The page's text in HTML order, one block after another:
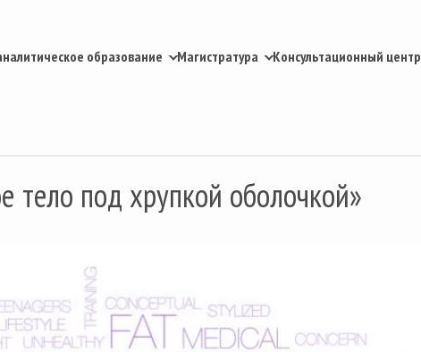
образование Магистратура Консультационный центр
под хрупкой оболочкой»